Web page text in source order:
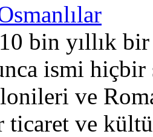
bin yıllık
ismi hiçbir
ve
ticaret ve